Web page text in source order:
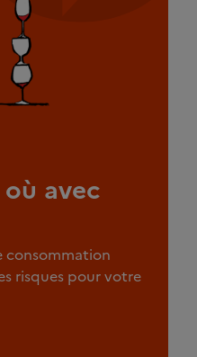
avec
consommation
risques pour votre